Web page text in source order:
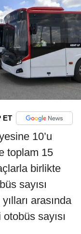
ET
10’u
toplam 15
birlikte
sayısı
arasında
sayısı